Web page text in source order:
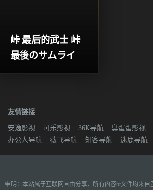
峠 最后的武士 峠
最後のサムライ
友情链接
安逸影视 可乐影视 36K导航 臭蛋蛋影视
办公人导航
薇飞导航 知客导航 迷鹿导航
申明：本站属于互联网自由分享，所有内容bt文件均来自